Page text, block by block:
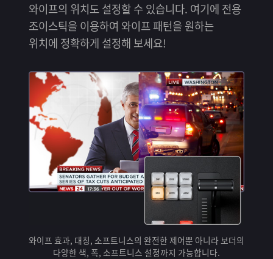
와이프의 위치도 설정할 수 있습니다. 여기에 전용
조이스틱을 이용하여 와이프 패턴을 원하는
위치에 정확하게 설정해 보세요!
와이프 효과, 대칭, 소프트니스의 완전한 제어뿐 아니라 보더의
다양한 색, 폭, 소프트니스 설정까지 가능합니다.